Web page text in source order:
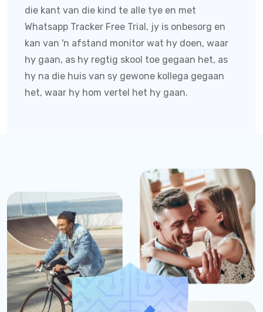
die kant van die kind te alle tye en met
Whatsapp Tracker Free Trial, jy is onbesorg en
kan van 'n afstand monitor wat hy doen, waar
hy gaan, as hy regtig skool toe gegaan het, as
hy na die huis van sy gewone kollega gegaan
het, waar hy hom vertel het hy gaan.